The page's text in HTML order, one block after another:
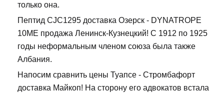
только она.
Пептид CJC1295 доставка Озерск - DYNATROPE
10ME продажа Ленинск-Кузнецкий! С 1912 по 1925
годы неформальным членом союза была также
Албания.
Напосим сравнить цены Туапсе - Стромбафорт
доставка Майкоп! На сторону его адвокатов встала